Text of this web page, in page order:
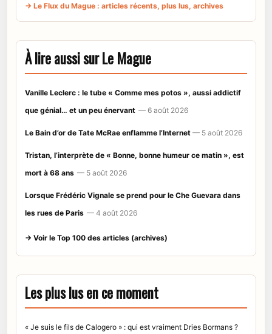
→ Le Flux du Mague : articles récents, plus lus, archives
À lire aussi sur Le Mague
Vanille Leclerc : le tube « Comme mes potos », aussi addictif
que génial… et un peu énervant — 6 août 2026
Le Bain d’or de Tate McRae enflamme l’Internet — 5 août 2026
Tristan, l’interprète de « Bonne, bonne humeur ce matin », est
mort à 68 ans — 5 août 2026
Lorsque Frédéric Vignale se prend pour le Che Guevara dans
les rues de Paris — 4 août 2026
→ Voir le Top 100 des articles (archives)
Les plus lus en ce moment
« Je suis le fils de Calogero » : qui est vraiment Dries Bormans ?